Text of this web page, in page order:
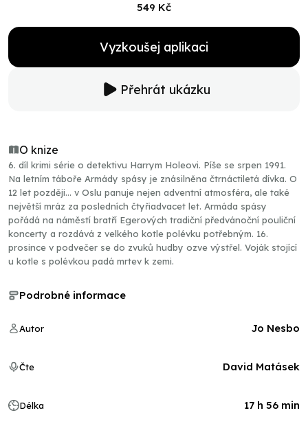
549 Kč
Vyzkoušej aplikaci
Přehrát ukázku
O knize
6. díl krimi série o detektivu Harrym Holeovi. Píše se srpen 1991.
Na letním táboře Armády spásy je znásilněna čtrnáctiletá dívka. O
12 let později… v Oslu panuje nejen adventní atmosféra, ale také
největší mráz za posledních čtyřiadvacet let. Armáda spásy
pořádá na náměstí bratří Egerových tradiční předvánoční pouliční
koncerty a rozdává z velkého kotle polévku potřebným. 16.
prosince v podvečer se do zvuků hudby ozve výstřel. Voják stojící
u kotle s polévkou padá mrtev k zemi.
Podrobné informace
Autor Jo Nesbo
Čte David Matásek
Délka 17 h 56 min